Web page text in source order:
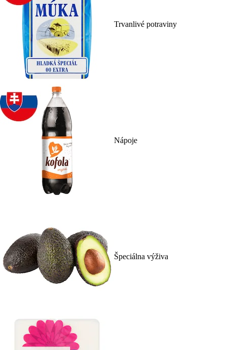
Trvanlivé potraviny
Nápoje
Špeciálna výživa